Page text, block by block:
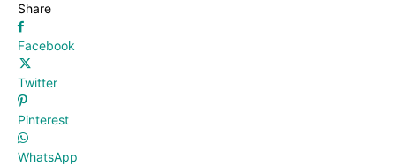
Share
Facebook
Twitter
Pinterest
WhatsApp